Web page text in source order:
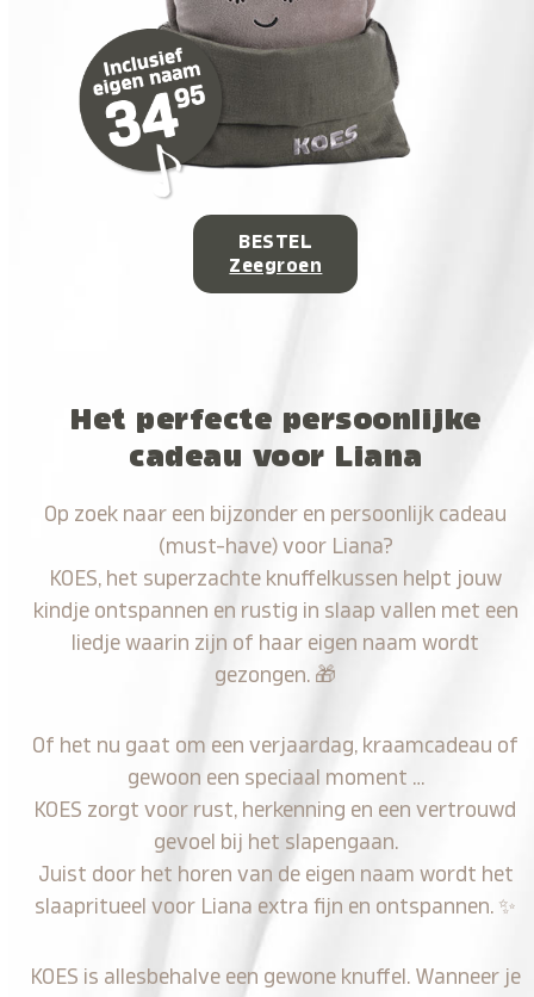
BESTEL
Zeegroen
Het perfecte persoonlijke
cadeau voor Liana
Op zoek naar een bijzonder en persoonlijk cadeau
(must-have) voor Liana?
KOES, het superzachte knuffelkussen helpt jouw
kindje ontspannen en rustig in slaap vallen met een
liedje waarin zijn of haar eigen naam wordt
gezongen. 🎁
Of het nu gaat om een verjaardag, kraamcadeau of
gewoon een speciaal moment …
KOES zorgt voor rust, herkenning en een vertrouwd
gevoel bij het slapengaan.
Juist door het horen van de eigen naam wordt het
slaapritueel voor Liana extra fijn en ontspannen. ✨
KOES is allesbehalve een gewone knuffel. Wanneer je